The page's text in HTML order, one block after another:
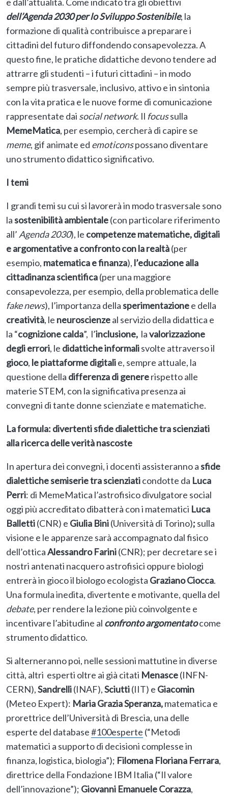
dell’Agenda 2030 per lo Sviluppo Sostenibile, la
formazione di qualità contribuisce a preparare i
cittadini del futuro diffondendo consapevolezza. A
questo fine, le pratiche didattiche devono tendere ad
attrarre gli studenti – i futuri cittadini – in modo
sempre più trasversale, inclusivo, attivo e in sintonia
con la vita pratica e le nuove forme di comunicazione
rappresentate dai socialnetwork. Il focussulla
MemeMatica, per esempio, cercherà di capire se
meme, gif animate ed emoticonspossano diventare
uno strumento didattico significativo.
I temi
I grandi temi su cui si lavorerà in modo trasversale sono
lasostenibilità ambientale(con particolare riferimento
all’ Agenda 2030), le competenze matematiche, digitali
e argomentative a confronto con la realtà(per
esempio, matematica e finanza), l’educazione alla
cittadinanza scientifica(per una maggiore
consapevolezza, per esempio, della problematica delle
fake news), l’importanza dellasperimentazionee della
creatività, le neuroscienzeal servizio della didattica e
la “cognizione calda”, l’inclusione, lavalorizzazione
degli errori, le didattiche informalisvolte attraverso il
gioco, le piattaforme digitalie, sempre attuale, la
questione della differenza di genererispetto alle
materie STEM, con la significativa presenza ai
convegni di tante donne scienziate e matematiche.
La formula: divertenti sfide dialettiche tra scienziati
alla ricerca delle verità nascoste
In apertura dei convegni, i docenti assisteranno asfide
dialettiche semiserie tra scienziaticondotte da Luca
Perri: di MemeMatica l’astrofisico divulgatore social
oggi più accreditato dibatterà con i matematici Luca
Balletti(CNR) e Giulia Bini(Università di Torino); sulla
visione e le apparenze sarà accompagnato dal fisico
dell’otticaAlessandro Farini(CNR); per decretare se i
nostri antenati nacquero astrofisici oppure biologi
entrerà in gioco il biologo ecologista Graziano Ciocca.
Una formula inedita, divertente e motivante, quella del
debate, per rendere la lezione più coinvolgente e
incentivare l’abitudine al confronto argomentatocome
strumento didattico.
Si alterneranno poi, nelle sessioni mattutine in diverse
città, altri esperti oltre ai già citati Menasce(INFN-
CERN),Sandrelli(INAF),Sciutti(IIT) e Giacomin
(Meteo Expert): Maria Grazia Speranza,matematica e
prorettrice dell’Università di Brescia, una delle
esperte del database#100esperte (“Metodi
matematici a supporto di decisioni complesse in
finanza, logistica, biologia”); Filomena Floriana Ferrara,
direttrice della Fondazione IBM Italia (“Il valore
dell’innovazione”); Giovanni Emanuele Corazza,